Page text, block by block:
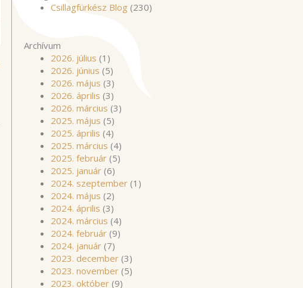
Csillagfürkész Blog (230)
Archívum
2026. július (1)
2026. június (5)
2026. május (3)
2026. április (3)
2026. március (3)
2025. május (5)
2025. április (4)
2025. március (4)
2025. február (5)
2025. január (6)
2024. szeptember (1)
2024. május (2)
2024. április (3)
2024. március (4)
2024. február (9)
2024. január (7)
2023. december (3)
2023. november (5)
2023. október (9)